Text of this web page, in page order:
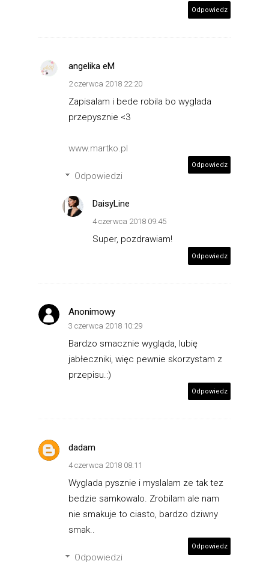
Odpowiedz
angelika eM
2 czerwca 2018 22:20
Zapisalam i bede robila bo wyglada
przepysznie <3
www.martko.pl
Odpowiedz
Odpowiedzi
DaisyLine
4 czerwca 2018 09:45
Super, pozdrawiam!
Odpowiedz
Anonimowy
3 czerwca 2018 10:29
Bardzo smacznie wygląda, lubię
jabłeczniki, więc pewnie skorzystam z
przepisu.:)
Odpowiedz
dadam
4 czerwca 2018 08:11
Wyglada pysznie i myslalam ze tak tez
bedzie samkowalo. Zrobilam ale nam
nie smakuje to ciasto, bardzo dziwny
smak..
Odpowiedz
Odpowiedzi